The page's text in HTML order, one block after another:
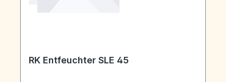
RK Entfeuchter SLE 45